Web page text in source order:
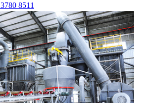
8511